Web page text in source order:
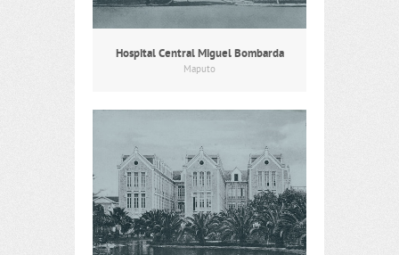
Hospital Central Miguel Bombarda
Maputo